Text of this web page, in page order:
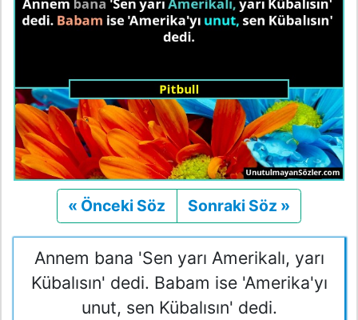
« Önceki Söz Önceki
Sonraki Söz »
Annem bana 'Sen yarı Amerikalı, yarı
Kübalısın' dedi. Babam ise 'Amerika'yı
unut, sen Kübalısın' dedi.